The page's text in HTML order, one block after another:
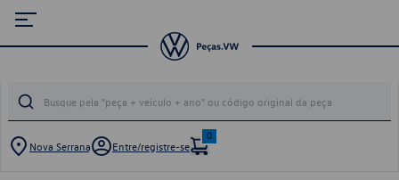
Nova Serrana Entre/registre-se
0